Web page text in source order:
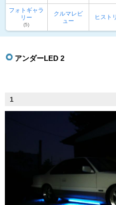
フォトギャラ
リー
(5)
クルマレビ
ュー
ヒスト
アンダーLED 2
1